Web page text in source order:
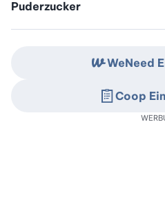
Puderzucker
WeNeed
Coop